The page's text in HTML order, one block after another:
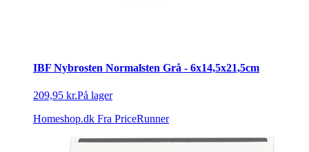
IBF Nybrosten Normalsten Grå - 6x14,5x21,5cm
209,95 kr.På lager
Homeshop.dk Fra PriceRunner